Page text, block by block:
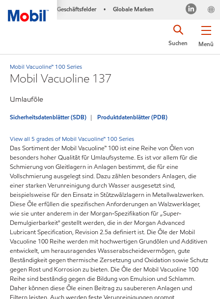
Geschäftsfelder • Globale Marken
Menü
Suchen
Mobil Vacuoline™ 100 Series
Mobil Vacuoline 137
Umlauföle
Sicherheitsdatenblätter (SDB) Produktdatenblätter (PDB)
View all 5 grades of Mobil Vacuoline™ 100 Series
Das Sortiment der Mobil Vacuoline™ 100 ist eine Reihe von Ölen von
besonders hoher Qualität für Umlaufsysteme. Es ist vor allem für die
Schmierung von Gleitlagern in Anlagen bestimmt, die für eine
Vollschmierung ausgelegt sind. Dazu zählen besonders Anlagen, die
einer starken Verunreinigung durch Wasser ausgesetzt sind,
beispielsweise für den Einsatz in Stützwälzlagern in Metallwalzwerken.
Diese Öle erfüllen die spezifischen Anforderungen an Walzwerklager,
wie sie unter anderem in der Morgan-Spezifikation für „Super-
Demulgierbarkeit" gestellt werden, die in der Morgan Advanced
Lubricant Specification, Revision 2.5a definiert ist. Die Öle der Mobil
Vacuoline 100 Reihe werden mit hochwertigen Grundölen und Additiven
entwickelt, um herausragendes Wasserabscheidevermögen, gute
Beständigkeit gegen thermische Zersetzung und Oxidation sowie Schutz
gegen Rost und Korrosion zu bieten. Die Öle der Mobil Vacuoline 100
Reihe sind beständig gegen die Bildung von Emulsion und Schlamm.
Daher können diese Öle einen Beitrag zu saubereren Anlagen und